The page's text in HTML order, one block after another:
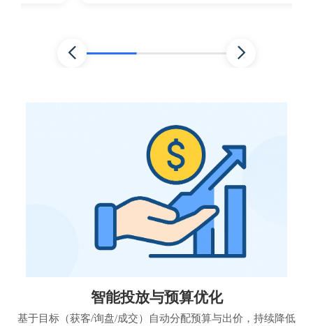
 
智能投放与预算优化
基于目标（获客/询盘/成交）自动分配预算与出价，持续降低